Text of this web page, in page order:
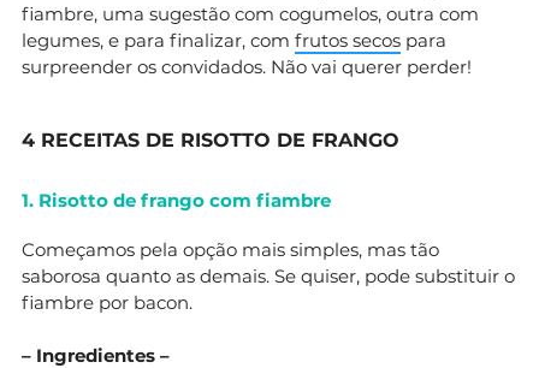
fiambre, uma sugestão com cogumelos, outra com
legumes, e para finalizar, com frutos secos para
surpreender os convidados. Não vai querer perder!
4 RECEITAS DE RISOTTO DE FRANGO
1. Risotto de frango com fiambre
Começamos pela opção mais simples, mas tão
saborosa quanto as demais. Se quiser, pode substituir o
fiambre por bacon.
– Ingredientes –